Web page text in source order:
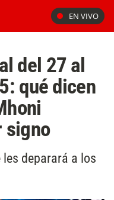
EN VIVO
del 27 al
qué dicen
signo
deparará a los